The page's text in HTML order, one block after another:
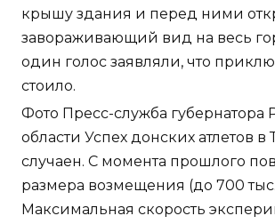
крышу здания и перед ними
завораживающий вид на весь
один голос заявляли, что
стоило.
Фото Пресс-служба губернатора
области Успех донских атлетов в
случаен. С момента прошлого
размера возмещения (до 700 тыс.
Максимальная скорость